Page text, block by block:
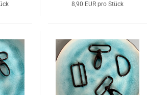
8,90 EUR pro Stück